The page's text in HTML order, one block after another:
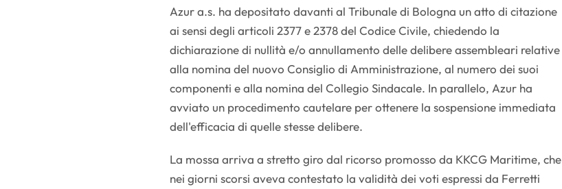
Azur a.s. ha depositato davanti al Tribunale di Bologna un atto di citazione
ai sensi degli articoli 2377 e 2378 del Codice Civile, chiedendo la
dichiarazione di nullità e/o annullamento delle delibere assembleari relative
alla nomina del nuovo Consiglio di Amministrazione, al numero dei suoi
componenti e alla nomina del Collegio Sindacale. In parallelo, Azur ha
avviato un procedimento cautelare per ottenere la sospensione immediata
dell'efficacia di quelle stesse delibere.
La mossa arriva a stretto giro dal ricorso promosso da KKCG Maritime, che
nei giorni scorsi aveva contestato la validità dei voti espressi da Ferretti